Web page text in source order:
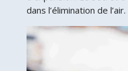
dans l’élimination de l’air.